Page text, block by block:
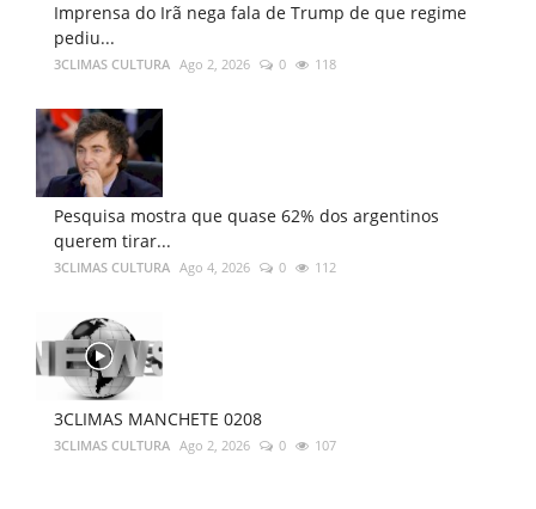
Imprensa do Irã nega fala de Trump de que regime
pediu...
3CLIMAS CULTURA Ago 2, 2026 0 118
Pesquisa mostra que quase 62% dos argentinos
querem tirar...
3CLIMAS CULTURA Ago 4, 2026 0 112
3CLIMAS MANCHETE 0208
3CLIMAS CULTURA Ago 2, 2026 0 107